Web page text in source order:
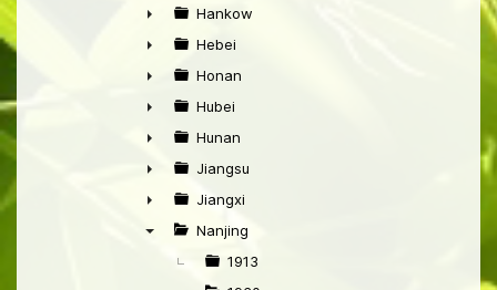
►
►
Hankow
►
Hebei
►
Honan
►
Hubei
►
Hunan
►
Jiangsu
►
Jiangxi
Nanjing
1913